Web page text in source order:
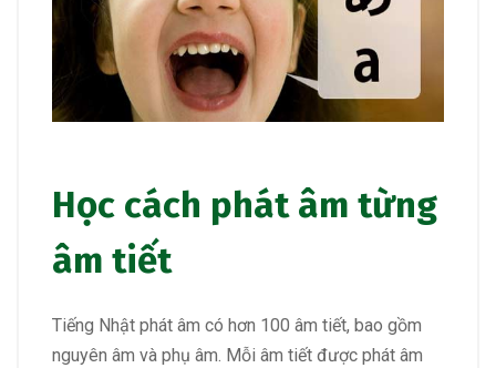
Học cách phát âm từng
âm tiết
Tiếng Nhật phát âm có hơn 100 âm tiết, bao gồm
nguyên âm và phụ âm. Mỗi âm tiết được phát âm